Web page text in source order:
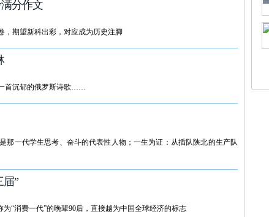
分作文
，期望新科出彩，对应成为历史注脚
首沉郁的俄罗斯诗歌……
那一代学生思考、奋斗的代表性人物；一生为证：从插队陕北的生产队
届”
“消费一代”的晚辈90后，直接越为中国全球经济的标志